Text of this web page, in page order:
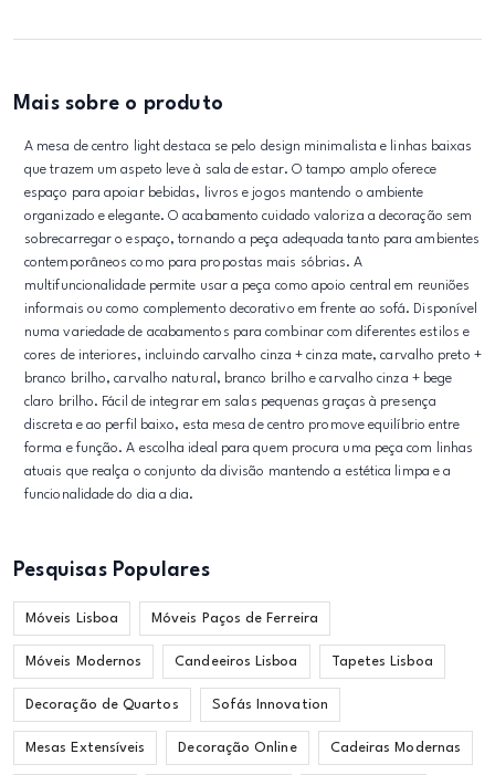
Mais sobre o produto
A mesa de centro light destaca se pelo design minimalista e linhas baixas
que trazem um aspeto leve à sala de estar. O tampo amplo oferece
espaço para apoiar bebidas, livros e jogos mantendo o ambiente
organizado e elegante. O acabamento cuidado valoriza a decoração sem
sobrecarregar o espaço, tornando a peça adequada tanto para ambientes
contemporâneos como para propostas mais sóbrias. A
multifuncionalidade permite usar a peça como apoio central em reuniões
informais ou como complemento decorativo em frente ao sofá. Disponível
numa variedade de acabamentos para combinar com diferentes estilos e
cores de interiores, incluindo carvalho cinza + cinza mate, carvalho preto +
branco brilho, carvalho natural, branco brilho e carvalho cinza + bege
claro brilho. Fácil de integrar em salas pequenas graças à presença
discreta e ao perfil baixo, esta mesa de centro promove equilíbrio entre
forma e função. A escolha ideal para quem procura uma peça com linhas
atuais que realça o conjunto da divisão mantendo a estética limpa e a
funcionalidade do dia a dia.
Pesquisas Populares
Móveis Lisboa Móveis Paços de Ferreira
Móveis Modernos Candeeiros Lisboa Tapetes Lisboa
Decoração de Quartos Sofás Innovation
Mesas Extensíveis Decoração Online Cadeiras Modernas